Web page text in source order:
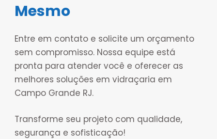
Mesmo
Entre em contato e solicite um orçamento
sem compromisso. Nossa equipe está
pronta para atender você e oferecer as
melhores soluções em vidraçaria em
Campo Grande RJ.
Transforme seu projeto com qualidade,
segurança e sofisticação!